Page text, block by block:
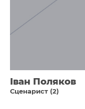
Іван Поляков
Сценарист (2)